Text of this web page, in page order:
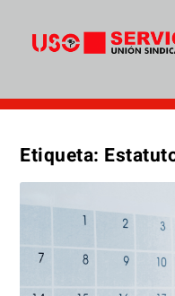
Etiqueta: